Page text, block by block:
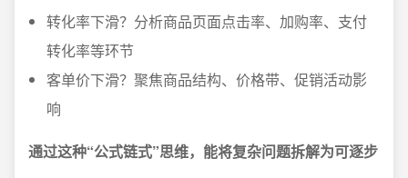
转化率下滑？分析商品页面点击率、加购率、支付
转化率等环节
客单价下滑？聚焦商品结构、价格带、促销活动影
响
通过这种“公式链式”思维，能将复杂问题拆解为可逐步